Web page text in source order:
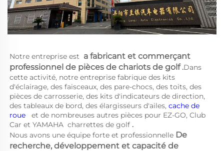
Notre entreprise est a fabricant et commerçant
professionnel de pièces de chariots de golf .Dans
cette activité, notre entreprise fabrique des kits
d'éclairage, des faisceaux, des pare-chocs, des toits, des
pièces de carrosserie, des kits d'indicateurs de direction,
des tableaux de bord, des élargisseurs d'ailes, cache de
roue et de nombreuses autres pièces pour EZ-GO, Club
Car et YAMAHA charrettes de golf .
Nous avons une équipe forte et professionnelle De
recherche, développement et capacité de